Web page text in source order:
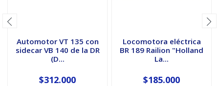
Automotor VT 135 con
sidecar VB 140 de la DR
(D...
$312.000
Locomotora eléctrica
BR 189 Railion "Holland
La...
$185.000